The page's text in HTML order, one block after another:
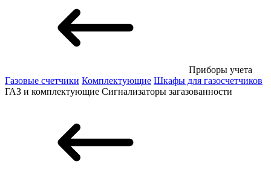
Приборы учета
Газовые счетчики Комплектующие Шкафы для газосчетчиков
ГАЗ и комплектующие Сигнализаторы загазованности